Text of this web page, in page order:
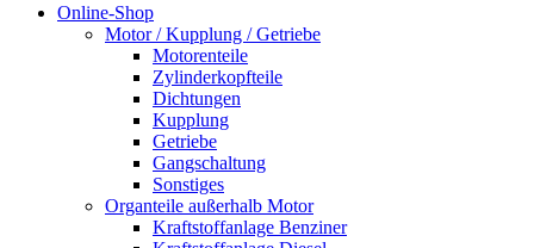
Online-Shop
Motor / Kupplung / Getriebe
Motorenteile
Zylinderkopfteile
Dichtungen
Kupplung
Getriebe
Gangschaltung
Sonstiges
Organteile außerhalb Motor
Kraftstoffanlage Benziner